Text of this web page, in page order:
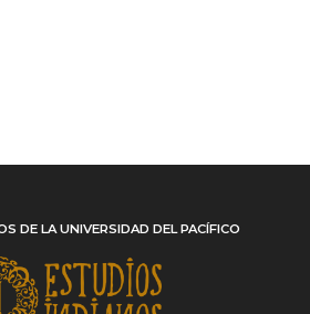
DE LA UNIVERSIDAD DEL PACÍFICO